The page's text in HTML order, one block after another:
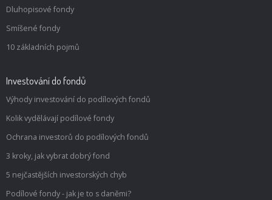
Dluhopisové fondy
Smíšené fondy
10 základních pojmů
Investování do fondů
Výhody investování do podílových fondů
Kolik vydělávají podílové fondy
Ochrana investorů do podílových fondů
3 kroky, jak vybrat dobrý fond
5 nejčastějších investorských chyb
Podílové fondy - jak je to s daněmi?